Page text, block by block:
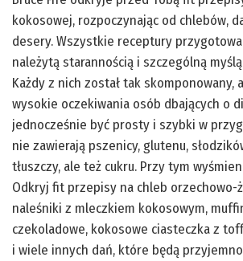
kokosowej, rozpoczynając od chlebów,
desery. Wszystkie receptury
należytą starannością i szczególną
Każdy z nich został tak skomponowany,
wysokie oczekiwania osób dbających o
jednocześnie być prosty i szybki w
nie zawierają pszenicy, glutenu,
tłuszczy, ale też cukru. Przy tym
Odkryj fit przepisy na chleb orzechowo-
naleśniki z mleczkiem kokosowym,
czekoladowe, kokosowe ciasteczka z
i wiele innych dań, które będą